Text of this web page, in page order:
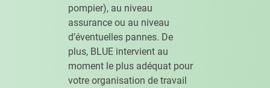
pompier), au niveau
assurance ou au niveau
d’éventuelles pannes. De
plus, BLUE intervient au
moment le plus adéquat pour
votre organisation de travail